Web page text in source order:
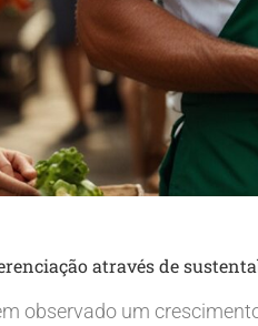
através de
observado um